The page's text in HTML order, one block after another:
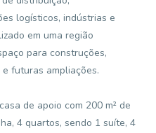
logísticos, indústrias e
em uma região
para construções,
futuras ampliações.
de apoio com 200 m² de
4 quartos, sendo 1 suíte, 4